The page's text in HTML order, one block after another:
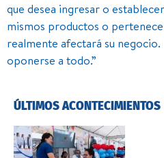
que desea ingresar o
mismos productos o
realmente afectará su
oponerse a todo.”
ÚLTIMOS ACONTECIMIENTOS